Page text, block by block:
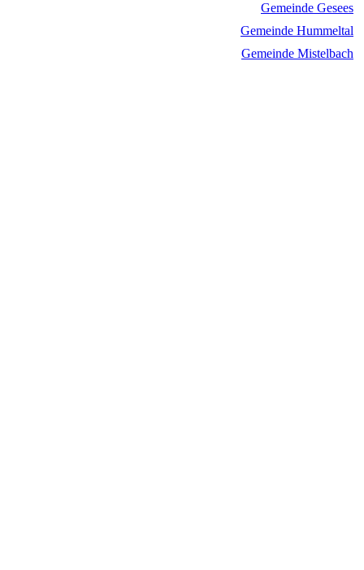
Gemeinde Gesees
Gemeinde Hummeltal
Gemeinde Mistelbach